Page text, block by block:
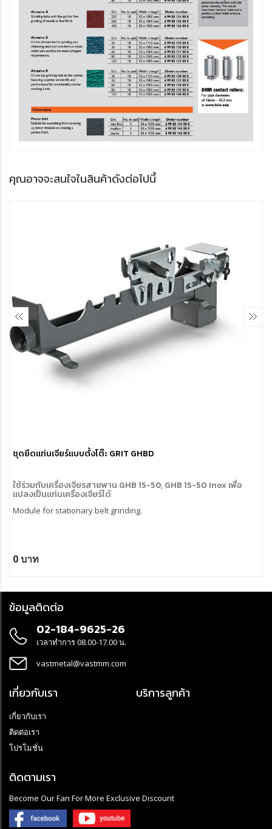
คุณอาจจะสนใจในสินค้าดังต่อไปนี้
ชุดยึดแท่นเจียร์แบบตั้งโต๊ะ GRIT GHBD
ใช้ร่วมกับเครื่องเจียรสายพาน GHB 15-50, GHB 15-50 Inox เพื่อ
แปลงเป็นแท่นเครื่องเจียร์ได้
Module for stationary belt grinding.
0 บาท
ข้อมูลติดต่อ
02-184-9625-26
เวลาทำการ 08.00-17.00 น.
vastmetal@vastmm.com
เกี่ยวกับเรา
เกี่ยวกับเรา
ติดต่อเรา
โปรโมชั่น
บริการลูกค้า
ติดตามเรา
Become Our Fan For More Exclusive Discount